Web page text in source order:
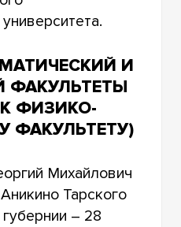
И
ФАКУЛЬТЕТЫ
ФИЗИКО-
ФАКУЛЬТЕТУ)
Михайлович
Тарского
– 28